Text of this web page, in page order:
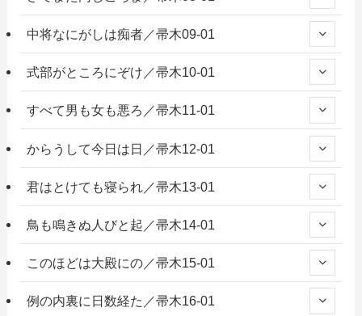
中将なにがしは痴者／帚木09-01
式部がところにぞけ／帚木10-01
すべて男も女も悪ろ／帚木11-01
からうして今日は日／帚木12-01
君はとけても寝られ／帚木13-01
鳥も鳴きぬ人びと起／帚木14-01
このほどは大殿にの／帚木15-01
例の内裏に日数経た／帚木16-01